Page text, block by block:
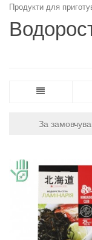
Продукти для
За